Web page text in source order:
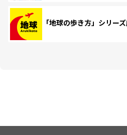
「地球の歩き方」シリー